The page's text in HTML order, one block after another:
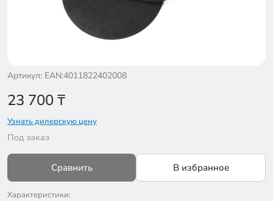
Артикул: EAN:4011822402008
23 700₸
Узнать дилерскую цену
Под заказ
Сравнить В избранное
Характеристики: